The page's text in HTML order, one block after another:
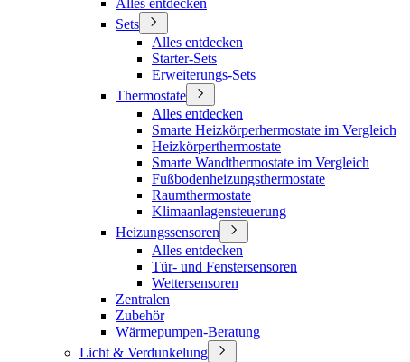
Alles entdecken
Sets
Alles entdecken
Starter-Sets
Erweiterungs-Sets
Thermostate
Alles entdecken
Smarte Heizkörperhermostate im Vergleich
Heizkörperthermostate
Smarte Wandthermostate im Vergleich
Fußbodenheizungsthermostate
Raumthermostate
Klimaanlagensteuerung
Heizungssensoren
Alles entdecken
Tür- und Fenstersensoren
Wettersensoren
Zentralen
Zubehör
Wärmepumpen-Beratung
Licht & Verdunkelung